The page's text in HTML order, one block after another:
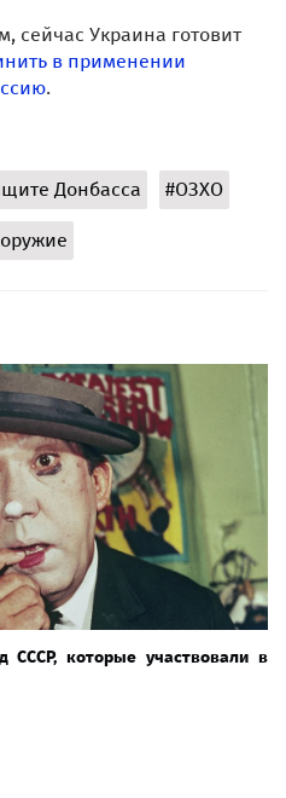
сейчас Украина готовит
в применении
.
Донбасса #ОЗХО
СССР, которые участвовали в